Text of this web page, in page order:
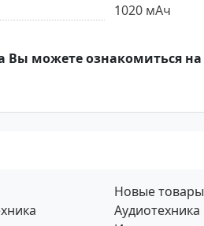
1020 мАч
Вы можете ознакомиться на
Новые товары
Аудиотехника